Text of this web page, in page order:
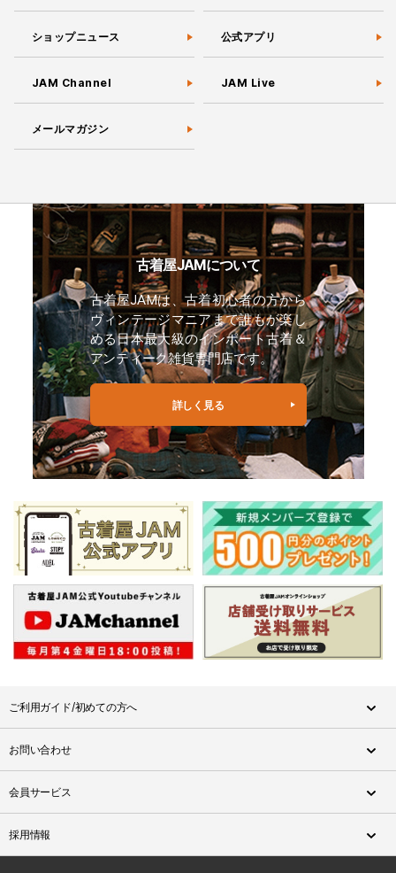
ショップニュース 公式アプリ
JAM Channel JAM Live
メールマガジン
古着屋JAMについて
古着屋JAMは、古着初心者の方から
ヴィンテージマニアまで誰もが楽し
める日本最大級のインポート古着＆
アンティーク雑貨専門店です。
詳しく見る
ご利用ガイド/初めての方へ
お問い合わせ
会員サービス
採用情報